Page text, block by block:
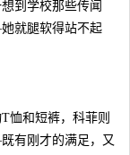
到学校那些传闻
就腿软得站不起
恤和短裤，科菲则
有刚才的满足，又